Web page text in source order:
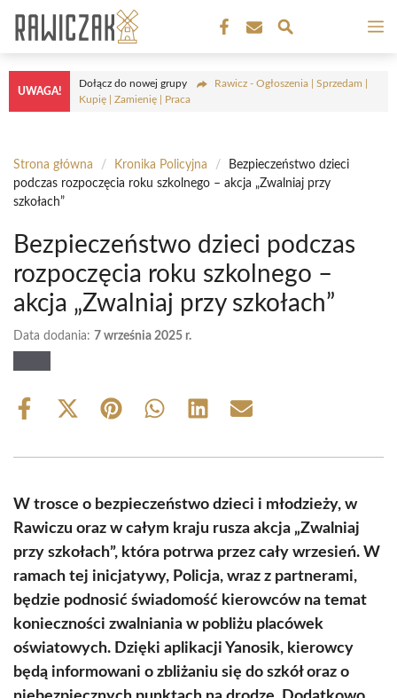
treści
UWAGA!
Dołącz do nowej grupy
Rawicz - Ogłoszenia | Sprzedam |
Kupię | Zamienię | Praca
Strona główna / Kronika Policyjna /
Bezpieczeństwo dzieci
podczas rozpoczęcia roku szkolnego – akcja „Zwalniaj przy
szkołach”
Bezpieczeństwo dzieci podczas
rozpoczęcia roku szkolnego –
akcja „Zwalniaj przy szkołach”
Data dodania: 7 września 2025 r.
Share
Share
(Twitter)
Share Share Share Share
W trosce o bezpieczeństwo dzieci i młodzieży, w
Rawiczu oraz w całym kraju rusza akcja „Zwalniaj
przy szkołach”, która potrwa przez cały wrzesień. W
ramach tej inicjatywy, Policja, wraz z partnerami,
będzie podnosić świadomość kierowców na temat
konieczności zwalniania w pobliżu placówek
oświatowych. Dzięki aplikacji Yanosik, kierowcy
będą informowani o zbliżaniu się do szkół oraz o